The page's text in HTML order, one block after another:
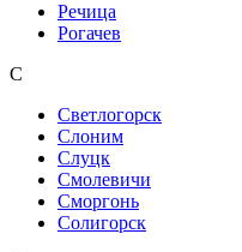
Речица
Рогачев
С
Светлогорск
Слоним
Слуцк
Смолевичи
Сморгонь
Солигорск